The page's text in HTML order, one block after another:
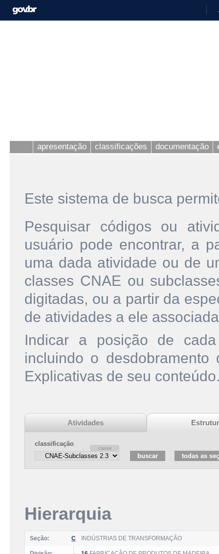
apresentação classificações documentação
Este sistema de busca
Pesquisar códigos ou
usuário pode encontrar, a
uma dada atividade ou de
classes CNAE ou
digitadas, ou a partir da
de atividades a ele
Indicar a posição de
incluindo o
Explicativas de seu
Atividades
classificação
Hierarquia
Seção: C INDÚSTRIAS DE TRANSFORMAÇÃO